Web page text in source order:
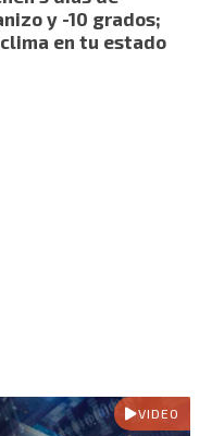
y -10 grados;
en tu estado
VIDEO